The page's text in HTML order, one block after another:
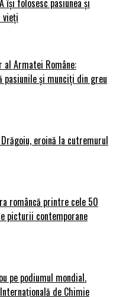
își folosesc pasiunea și
vieți
Armatei Române:
pasiunile și munciți din greu
eroină la cutremurul
româncă printre cele 50
picturii contemporane
pe podiumul mondial.
de Chimie